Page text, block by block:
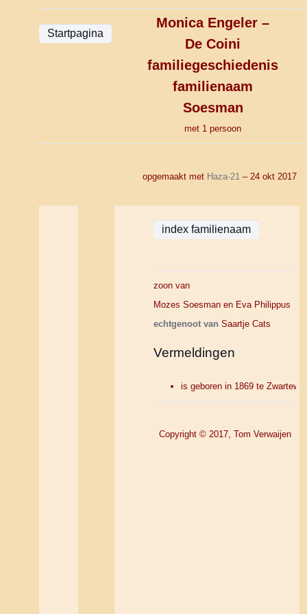
opgemaakt met Haza-21– 24 okt 2017
Monica Engeler –
De Coini
familiegeschiedenis
familienaam
Soesman
met 1 persoon